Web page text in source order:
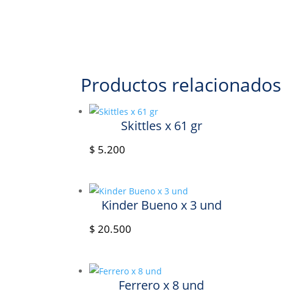
Productos relacionados
Skittles x 61 gr
$ 5.200
Kinder Bueno x 3 und
$ 20.500
Ferrero x 8 und